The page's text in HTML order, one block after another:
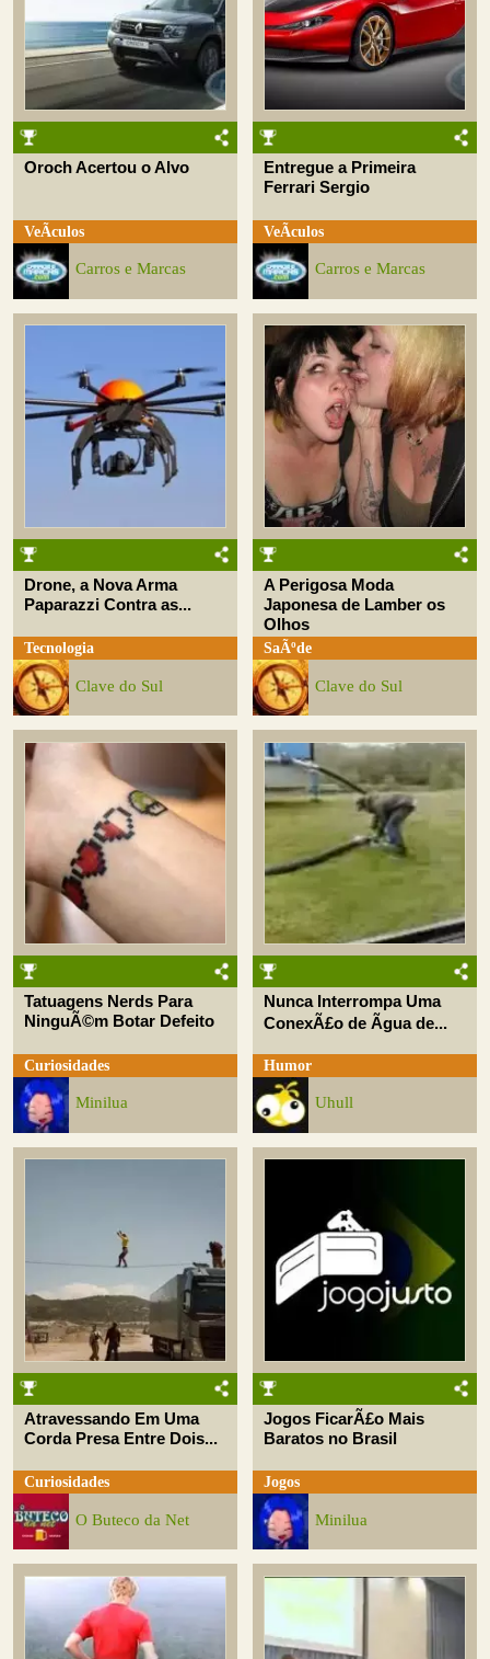
Oroch Acertou o Alvo
VeÃ­culos
Carros e Marcas
Entregue a Primeira
Ferrari Sergio
VeÃ­culos
Carros e Marcas
Drone, a Nova Arma
Paparazzi Contra as...
Tecnologia
Clave do Sul
A Perigosa Moda
Japonesa de Lamber os
Olhos
SaÃºde
Clave do Sul
Tatuagens Nerds Para
NinguÃ©m Botar Defeito
Curiosidades
Minilua
Nunca Interrompa Uma
ConexÃ£o de Ãgua de...
Humor
Uhull
Atravessando Em Uma
Corda Presa Entre Dois...
Curiosidades
O Buteco da Net
Jogos FicarÃ£o Mais
Baratos no Brasil
Jogos
Minilua